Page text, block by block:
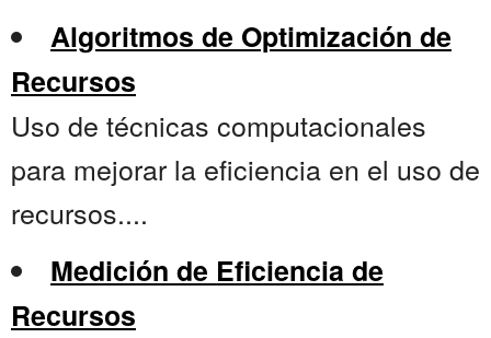
Algoritmos de Optimización de
Recursos
Uso de técnicas computacionales
para mejorar la eficiencia en el uso de
recursos....
Medición de Eficiencia de
Recursos